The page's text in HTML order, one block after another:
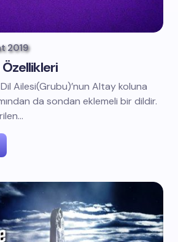
2019
Ailesi(Grubu)’nun Altay koluna
da sondan eklemeli bir dildir.